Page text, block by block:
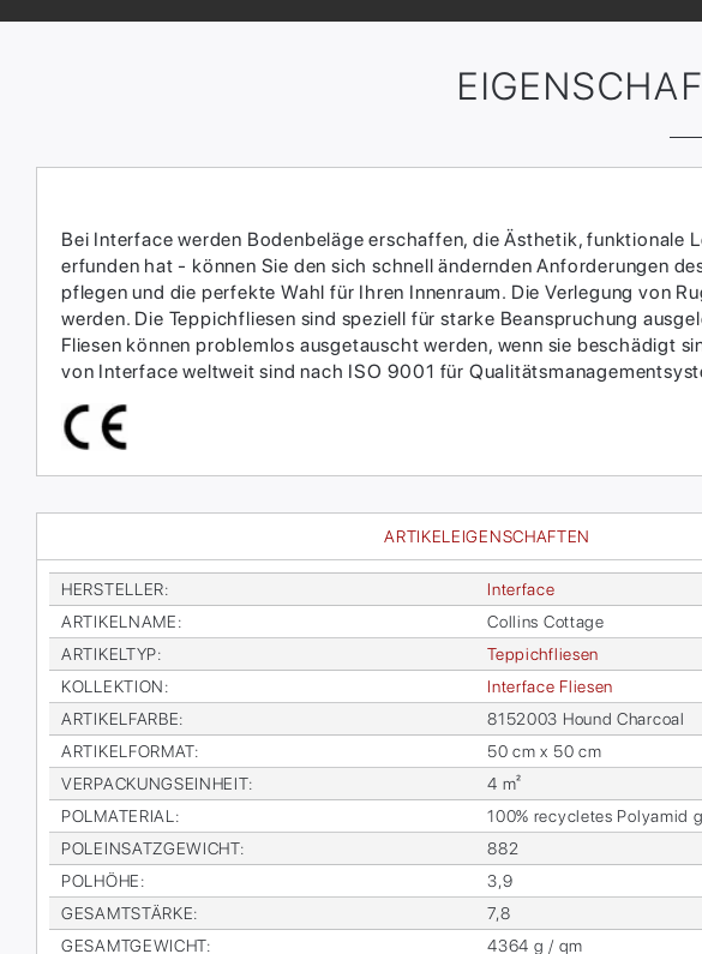
ARTIKELEIGENSCHAFTEN
HER­STEL­LER:
In­ter­face
AR­TI­KEL­NA­ME:
Col­lins Cot­ta­ge
AR­TI­KEL­TYP:
Tep­pich­flie­sen
KOL­LEK­TI­ON:
In­ter­face Flie­sen
AR­TI­KEL­FAR­BE:
8152003 Hound Char­co­al
AR­TI­KEL­FOR­MAT:
50 cm x 50 cm
VER­PA­CKUNGS­EIN­HEIT:
4 m²
POL­MA­TE­RI­AL:
100% re­cy­cle­tes Po­ly­amid
POL­EIN­SATZ­GE­WICHT:
882
POL­HÖ­HE:
3,9
GE­SAMT­STÄR­KE:
7,8
GE­SAMT­GE­WICHT:
4364 g / qm
Bei Interface werden Bodenbeläge erschaffen, die Ästhetik, funktionale
erfunden hat - können Sie den sich schnell ändernden Anforderungen
pflegen und die perfekte Wahl für Ihren Innenraum.​ Die Verlegung von
werden.​ Die Teppichfliesen sind speziell für starke Beanspruchung
Fliesen können problemlos ausgetauscht werden, wenn sie beschädigt
von Interface weltweit sind nach ISO 9001 für